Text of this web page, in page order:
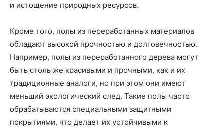
и истощение природных ресурсов.
Кроме того, полы из переработанных материалов
обладают высокой прочностью и долговечностью.
Например, полы из переработанного дерева могут
быть столь же красивыми и прочными, как и их
традиционные аналоги, но при этом они имеют
меньший экологический след. Такие полы часто
обрабатываются специальными защитными
покрытиями, что делает их устойчивыми к